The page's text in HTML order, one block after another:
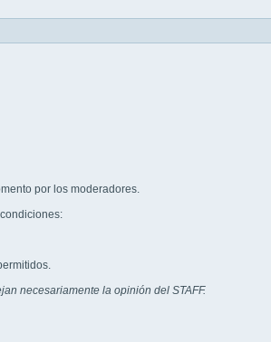
por los moderadores.
necesariamente la opinión del STAFF.